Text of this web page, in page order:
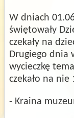
W dniach
świętowały
czekały na
Drugiego dnia
wycieczkę
czekało na nie
- Kraina